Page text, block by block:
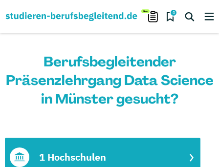
0
Berufsbegleitender
Präsenzlehrgang Data Science
in Münster gesucht?
1 Hochschulen